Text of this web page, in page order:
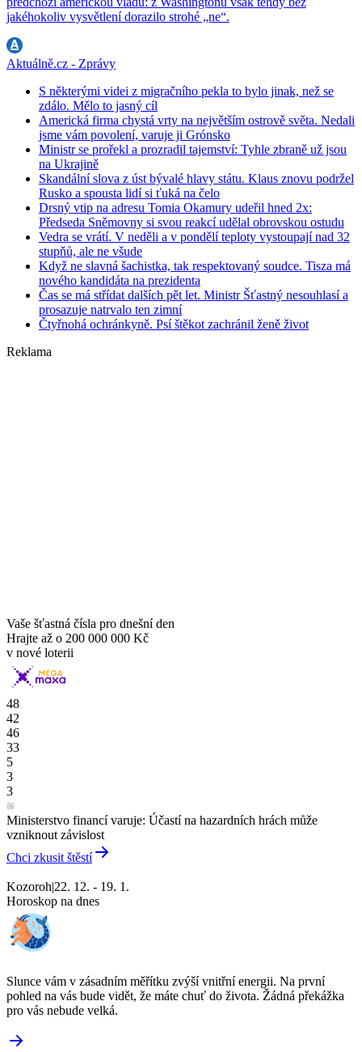
jakéhokoliv vysvětlení dorazilo strohé „ne“.
Aktuálně.cz - Zprávy
S některými videi z migračního pekla to bylo jinak, než se
zdálo. Mělo to jasný cíl
Americká firma chystá vrty na největším ostrově světa. Nedali
jsme vám povolení, varuje ji Grónsko
Ministr se prořekl a prozradil tajemství: Tyhle zbraně už jsou
na Ukrajině
Skandální slova z úst bývalé hlavy státu. Klaus znovu podržel
Rusko a spousta lidí si ťuká na čelo
Drsný vtip na adresu Tomia Okamury udeřil hned 2x:
Předseda Sněmovny si svou reakcí udělal obrovskou ostudu
Vedra se vrátí. V neděli a v pondělí teploty vystoupají nad 32
stupňů, ale ne všude
Když ne slavná šachistka, tak respektovaný soudce. Tisza má
nového kandidáta na prezidenta
Čas se má střídat dalších pět let. Ministr Šťastný nesouhlasí a
prosazuje natrvalo ten zimní
Čtyřnohá ochránkyně. Psí štěkot zachránil ženě život
Reklama
Vaše šťastná čísla pro dnešní den
Hrajte až o 200 000 000 Kč
v nové loterii
48
42
46
33
5
3
3
Ministerstvo financí varuje: Účastí na hazardních hrách může
vzniknout závislost
Chci zkusit štěstí
Kozoroh|22. 12. - 19. 1.
Horoskop na dnes
Slunce vám v zásadním měřítku zvýší vnitřní energii. Na první
pohled na vás bude vidět, že máte chuť do života. Žádná překážka
pro vás nebude velká.